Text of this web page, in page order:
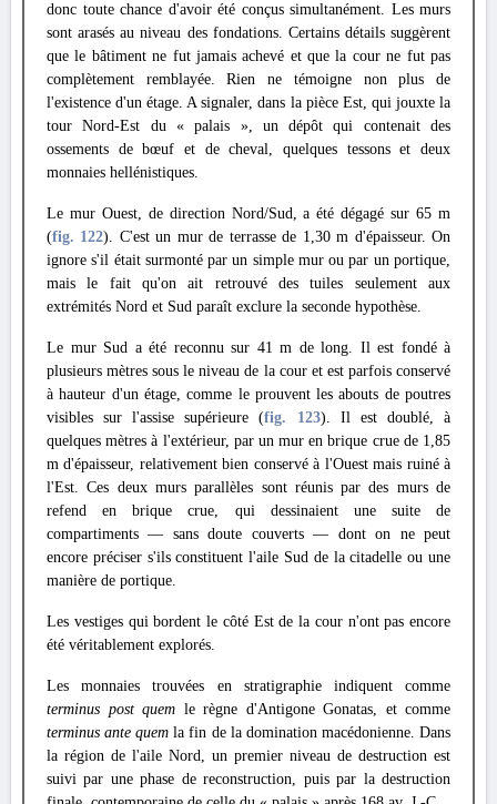
donc toute chance d'avoir été conçus simultanément. Les murs
sont arasés au niveau des fondations. Certains détails suggèrent
que le bâtiment ne fut jamais achevé et que la cour ne fut pas
complètement remblayée. Rien ne témoigne non plus de
l'existence d'un étage. A signaler, dans la pièce Est, qui jouxte la
tour Nord-Est du « palais », un dépôt qui contenait des
ossements de bœuf et de cheval, quelques tessons et deux
monnaies hellénistiques.
Le mur Ouest, de direction Nord/Sud, a été dégagé sur 65 m
(fig. 122). C'est un mur de terrasse de 1,30 m d'épaisseur. On
ignore s'il était surmonté par un simple mur ou par un portique,
mais le fait qu'on ait retrouvé des tuiles seulement aux
extrémités Nord et Sud paraît exclure la seconde hypothèse.
Le mur Sud a été reconnu sur 41 m de long. Il est fondé à
plusieurs mètres sous le niveau de la cour et est parfois conservé
à hauteur d'un étage, comme le prouvent les abouts de poutres
visibles sur l'assise supérieure (fig. 123). Il est doublé, à
quelques mètres à l'extérieur, par un mur en brique crue de 1,85
m d'épaisseur, relativement bien conservé à l'Ouest mais ruiné à
l'Est. Ces deux murs parallèles sont réunis par des murs de
refend en brique crue, qui dessinaient une suite de
compartiments — sans doute couverts — dont on ne peut
encore préciser s'ils constituent l'aile Sud de la citadelle ou une
manière de portique.
Les vestiges qui bordent le côté Est de la cour n'ont pas encore
été véritablement explorés.
Les monnaies trouvées en stratigraphie indiquent comme
terminus post quem le règne d'Antigone Gonatas, et comme
terminus ante quem la fin de la domination macédonienne. Dans
la région de l'aile Nord, un premier niveau de destruction est
suivi par une phase de reconstruction, puis par la destruction